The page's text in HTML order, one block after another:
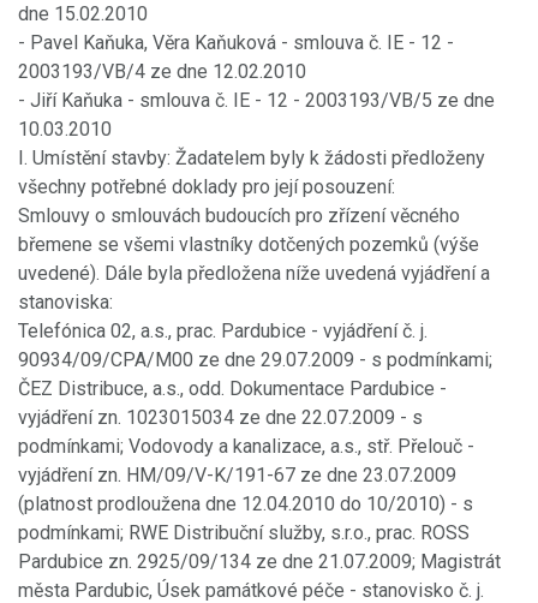
dne 15.02.2010
- Pavel Kaňuka, Věra Kaňuková - smlouva č. IE - 12 -
2003193/VB/4 ze dne 12.02.2010
- Jiří Kaňuka - smlouva č. IE - 12 - 2003193/VB/5 ze dne
10.03.2010
I. Umístění stavby: Žadatelem byly k žádosti předloženy
všechny potřebné doklady pro její posouzení:
Smlouvy o smlouvách budoucích pro zřízení věcného
břemene se všemi vlastníky dotčených pozemků (výše
uvedené). Dále byla předložena níže uvedená vyjádření a
stanoviska:
Telefónica 02, a.s., prac. Pardubice - vyjádření č. j.
90934/09/CPA/M00 ze dne 29.07.2009 - s podmínkami;
ČEZ Distribuce, a.s., odd. Dokumentace Pardubice -
vyjádření zn. 1023015034 ze dne 22.07.2009 - s
podmínkami; Vodovody a kanalizace, a.s., stř. Přelouč -
vyjádření zn. HM/09/V-K/191-67 ze dne 23.07.2009
(platnost prodloužena dne 12.04.2010 do 10/2010) - s
podmínkami; RWE Distribuční služby, s.r.o., prac. ROSS
Pardubice zn. 2925/09/134 ze dne 21.07.2009; Magistrát
města Pardubic, Úsek památkové péče - stanovisko č. j.